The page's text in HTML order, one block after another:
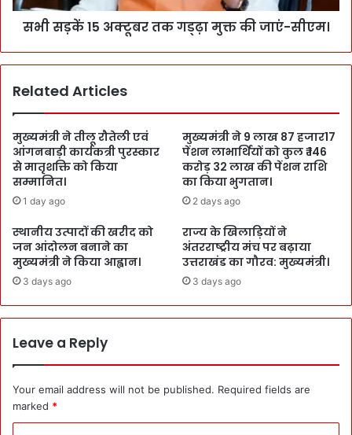
सभी सड़कें 15 अक्टूबर तक गड्ढ़ा मुक्त की जाएं-सीएम।
Related Articles
मुख्यमंत्री ने तीलू रौतेली एवं
आंगनबाड़ी कार्यकत्री पुरस्कार
से मातृशक्ति को किया
सम्मानित।
1 day ago
मुख्यमंत्री ने 9 लाख 87 हजार17
पेंशन लाभार्थियों को कुल ₹ 146
करोड़ 32 लाख की पेंशन राशि
का किया भुगतान।
2 days ago
स्थानीय उत्पादों की खरीद को
जन आंदोलन बनाने का
मुख्यमंत्री ने किया आह्वान।
3 days ago
राज्य के खिलाड़ियों ने
अंतरराष्ट्रीय मंच पर बढ़ाया
उत्तराखंड का गौरव: मुख्यमंत्री।
3 days ago
Leave a Reply
Your email address will not be published. Required fields are
marked *